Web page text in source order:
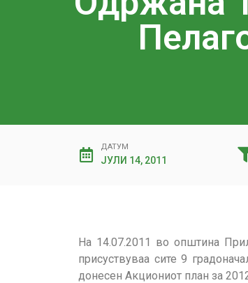
ДАТУМ
ЈУЛИ 14, 2011
На 14.07.2011 во општина
присуствуваа сите 9
донесен Акциониот план за